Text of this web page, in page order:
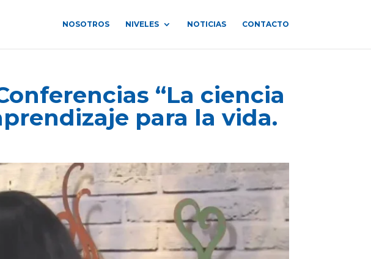
NOSOTROS NIVELES NOTICIAS CONTACTO
“La ciencia
para la vida.